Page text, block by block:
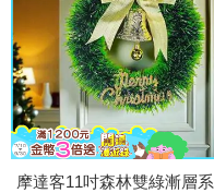
摩達客11吋森林雙綠漸層系